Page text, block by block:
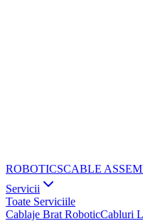
ROBOTICSCABLE
Servicii
Toate Serviciile
Cablaje Brat RoboticCabluri